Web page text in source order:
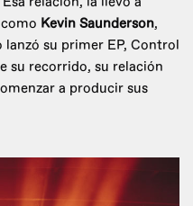
Kevin Saunderson,
lanzó su primer EP, Control
su recorrido, su relación
a producir sus